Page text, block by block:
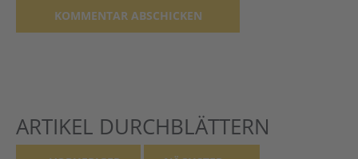
ARTIKEL DURCHBLÄTTERN